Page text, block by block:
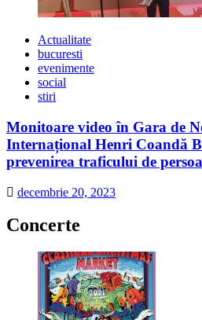
Actualitate
bucuresti
evenimente
social
stiri
Monitoare video în Gara de
Internațional Henri Coandă
prevenirea traficului de
decembrie 20, 2023
Concerte